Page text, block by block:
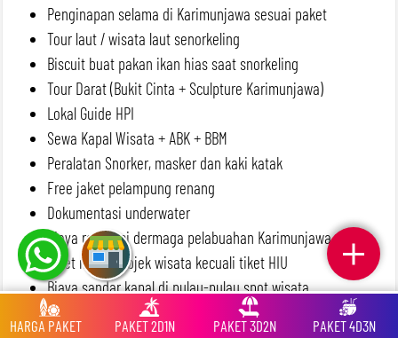
Penginapan selama di Karimunjawa sesuai paket
Tour laut / wisata laut senorkeling
Biscuit buat pakan ikan hias saat snorkeling
Tour Darat (Bukit Cinta + Sculpture Karimunjawa)
Lokal Guide HPI
Sewa Kapal Wisata + ABK + BBM
Peralatan Snorker, masker dan kaki katak
Free jaket pelampung renang
Dokumentasi underwater
Biaya retribusi dermaga pelabuahan Karimunjawa
Tiket masuk objek wisata kecuali tiket HIU
Biaya sandar kapal di pulau-pulau spot wisata
Air mineral selama kegiatan wisata tour laut
HARGA PAKET PAKET 2D1N PAKET 3D2N PAKET 4D3N